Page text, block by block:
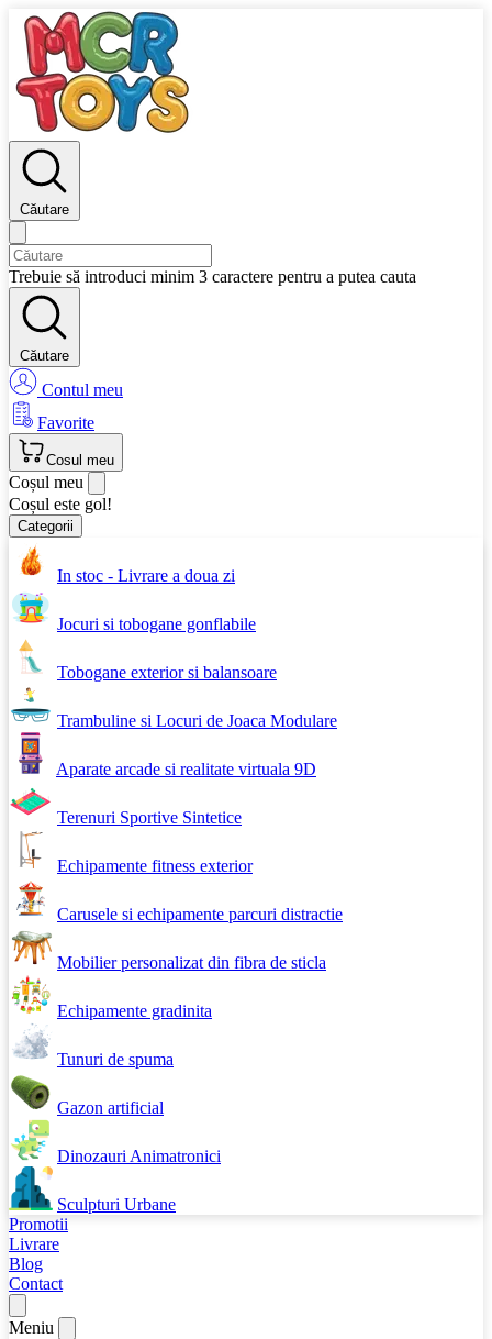
Căutare
Trebuie să introduci minim 3 caractere pentru a putea cauta
Căutare
Contul meu
Favorite
Cosul meu
Coșul meu
Coșul este gol!
Categorii
In stoc - Livrare a doua zi
Jocuri si tobogane gonflabile
Tobogane exterior si balansoare
Trambuline si Locuri de Joaca Modulare
Aparate arcade si realitate virtuala 9D
Terenuri Sportive Sintetice
Echipamente fitness exterior
Carusele si echipamente parcuri distractie
Mobilier personalizat din fibra de sticla
Echipamente gradinita
Tunuri de spuma
Gazon artificial
Dinozauri Animatronici
Sculpturi Urbane
Promotii
Livrare
Blog
Contact
Meniu